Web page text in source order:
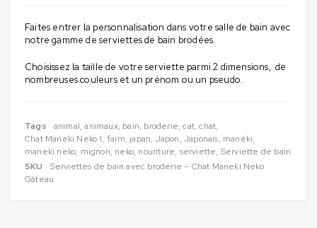
Faites entrer la personnalisation dans votre salle de bain avec
notre gamme de serviettes de bain brodées.
Choisissez la taille de votre serviette parmi 2 dimensions, de
nombreuses couleurs et un prénom ou un pseudo.
Tags animal,animaux, bain, broderie,cat,chat,
Chat Maneki Neko 1,faim,japan, Japon,Japonais, maneki,
maneki neko, mignon, neko, nouriture, serviette, Serviette de bain
SKU
Serviettes de bain avec broderie – Chat Maneki Neko
Gâteau